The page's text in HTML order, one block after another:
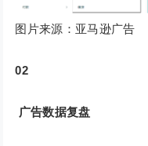
图片来源：亚马逊广告
02
广告数据复盘